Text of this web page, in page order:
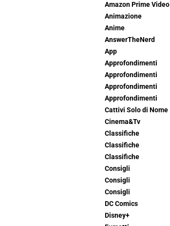
Amazon Prime Video
Animazione
Anime
AnswerTheNerd
App
Approfondimenti
Approfondimenti
Approfondimenti
Approfondimenti
Cattivi Solo di Nome
Cinema&Tv
Classifiche
Classifiche
Classifiche
Consigli
Consigli
Consigli
DC Comics
Disney+